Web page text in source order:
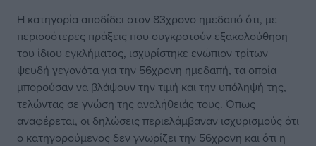
Η κατηγορία αποδίδει στον 83χρονο ημεδαπό ότι, με
περισσότερες πράξεις που συγκροτούν εξακολούθηση
του ίδιου εγκλήματος, ισχυρίστηκε ενώπιον τρίτων
ψευδή γεγονότα για την 56χρονη ημεδαπή, τα οποία
μπορούσαν να βλάψουν την τιμή και την υπόληψή της,
τελώντας σε γνώση της αναλήθειάς τους. Όπως
αναφέρεται, οι δηλώσεις περιελάμβαναν ισχυρισμούς ότι
ο κατηγορούμενος δεν γνωρίζει την 56χρονη και ότι η